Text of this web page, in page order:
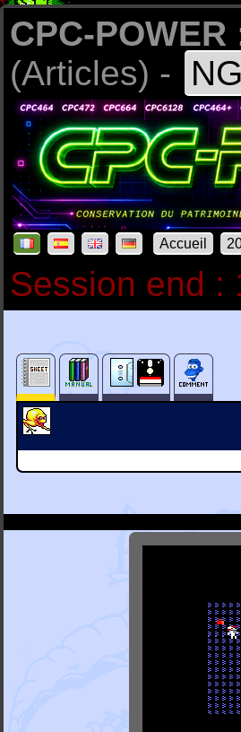
CPC-POWER
(Articles) -
Accueil
Session end :